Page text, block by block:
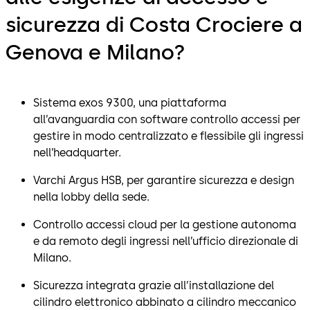
sicurezza di Costa Crociere a
Genova e Milano?
Sistema exos 9300, una piattaforma
all’avanguardia con software controllo accessi per
gestire in modo centralizzato e flessibile gli ingressi
nell’headquarter.
Varchi Argus HSB, per garantire sicurezza e design
nella lobby della sede.
Controllo accessi cloud per la gestione autonoma
e da remoto degli ingressi nell’ufficio direzionale di
Milano.
Sicurezza integrata grazie all’installazione del
cilindro elettronico abbinato a cilindro meccanico